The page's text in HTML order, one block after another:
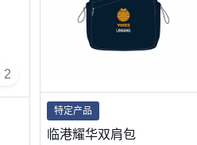
2
特定产品
临港耀华双肩包